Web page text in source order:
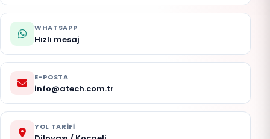
Buluşalım
23-
2026
Hall
#3651
WHATSAPP
Hızlı mesaj
E-POSTA
info@atech.com.tr
YOL TARIFI